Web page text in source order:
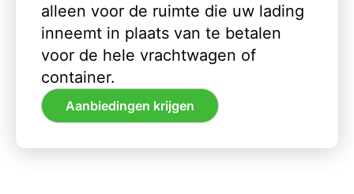
alleen voor de ruimte die uw lading
inneemt in plaats van te betalen
voor de hele vrachtwagen of
container.
Aanbiedingen krijgen